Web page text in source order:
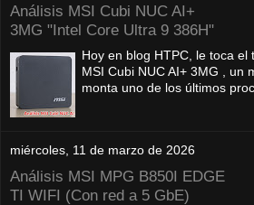
Análisis MSI Cubi NUC AI+
3MG "Intel Core Ultra 9 386H"
Hoy en blog HTPC, le toca el
MSI Cubi NUC AI+ 3MG , un
monta uno de los últimos
miércoles, 11 de marzo de 2026
Análisis MSI MPG B850I EDGE
TI WIFI (Con red a 5 GbE)